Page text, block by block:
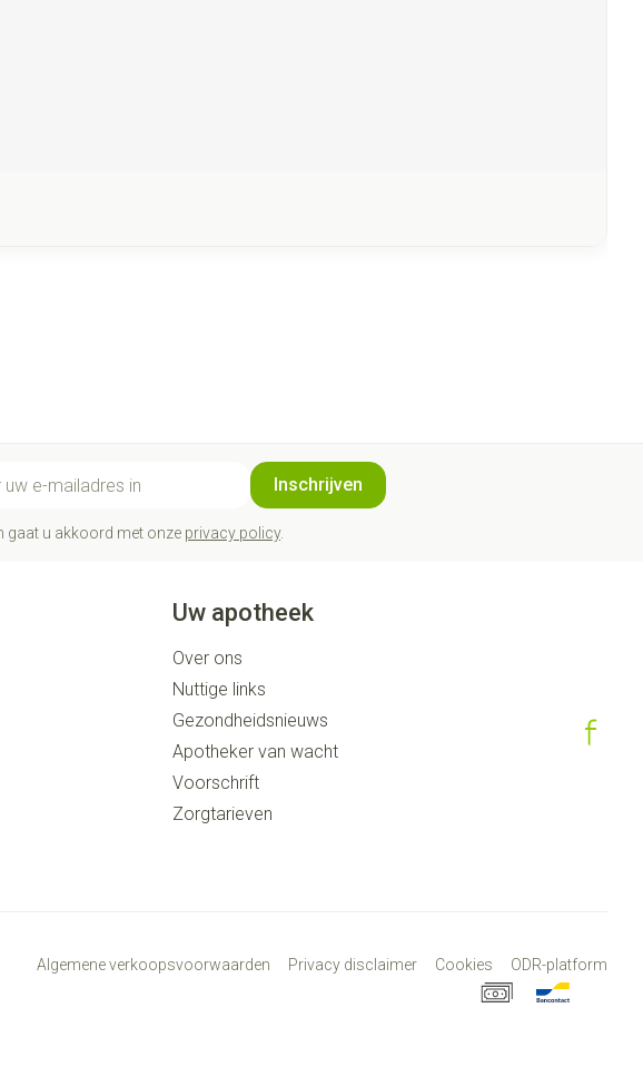
Inschrijven
gaat u akkoord met onze privacy policy.
Uw apotheek
Over ons
Nuttige links
Gezondheidsnieuws
Apotheker van wacht
Voorschrift
Zorgtarieven
Algemene verkoopsvoorwaarden Privacy disclaimer Cookies ODR-platform